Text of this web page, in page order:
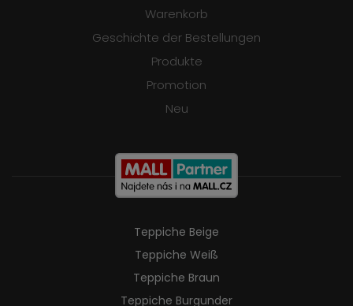
Warenkorb
Geschichte der Bestellungen
Produkte
Promotion
Neu
Teppiche Beige
Teppiche Weiß
Teppiche Braun
Teppiche Burgunder